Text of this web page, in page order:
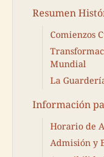
Resumen
Comienzos
Mundial
La
Información
Horario de
Admisión y